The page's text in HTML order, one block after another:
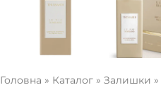
Головна » Каталог » Залишки »